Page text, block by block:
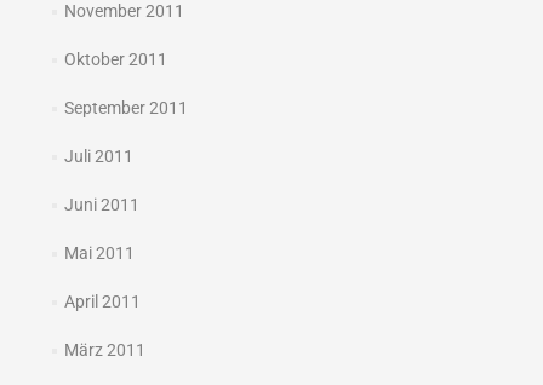
November 2011
Oktober 2011
September 2011
Juli 2011
Juni 2011
Mai 2011
April 2011
März 2011